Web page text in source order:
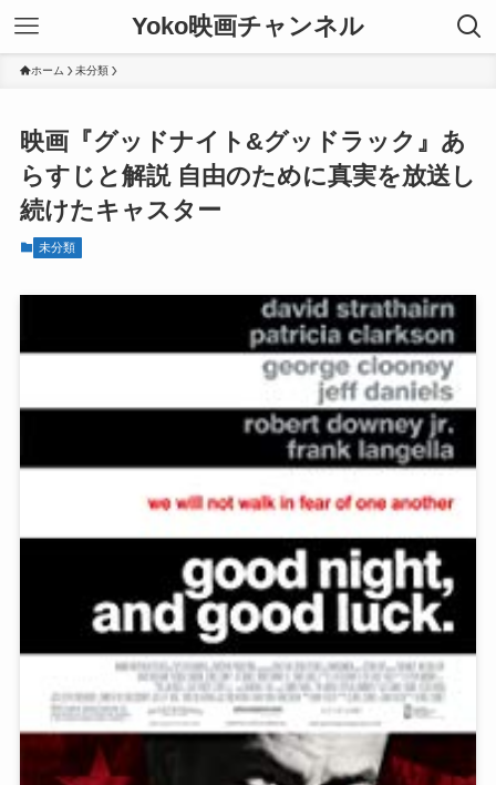
Yoko映画チャンネル
ホーム 未分類
映画『グッドナイト&グッドラック』あ
らすじと解説 自由のために真実を放送し
続けたキャスター
未分類